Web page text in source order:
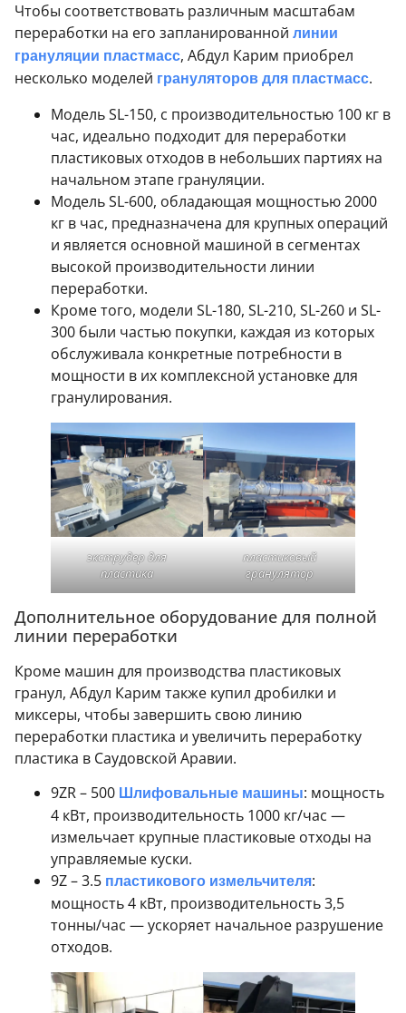
Чтобы соответствовать различным масштабам
переработки на его запланированной линии
грануляции пластмасс, Абдул Карим приобрел
несколько моделей грануляторов для пластмасс.
Модель SL-150, с производительностью 100 кг в
час, идеально подходит для переработки
пластиковых отходов в небольших партиях на
начальном этапе грануляции.
Модель SL-600, обладающая мощностью 2000
кг в час, предназначена для крупных операций
и является основной машиной в сегментах
высокой производительности линии
переработки.
Кроме того, модели SL-180, SL-210, SL-260 и SL-
300 были частью покупки, каждая из которых
обслуживала конкретные потребности в
мощности в их комплексной установке для
гранулирования.
экструдер для
пластика
пластиковый
гранулятор
Дополнительное оборудование для полной
линии переработки
Кроме машин для производства пластиковых
гранул, Абдул Карим также купил дробилки и
миксеры, чтобы завершить свою линию
переработки пластика и увеличить переработку
пластика в Саудовской Аравии.
9ZR – 500 Шлифовальные машины: мощность
4 кВт, производительность 1000 кг/час —
измельчает крупные пластиковые отходы на
управляемые куски.
9Z – 3.5 пластикового измельчителя:
мощность 4 кВт, производительность 3,5
тонны/час — ускоряет начальное разрушение
отходов.